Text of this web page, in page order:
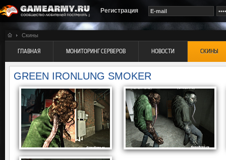
Регистрация
Скины
ГЛАВНАЯ МОНИТОРИНГ СЕРВЕРОВ НОВОСТИ СКИНЫ
GREEN IRONLUNG SMOKER